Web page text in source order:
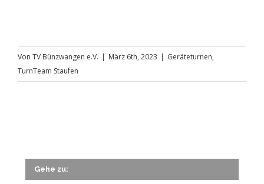
Von TV Bünzwangen e.V. | März 6th, 2023 | Geräteturnen,
TurnTeam Staufen
Gehe zu: